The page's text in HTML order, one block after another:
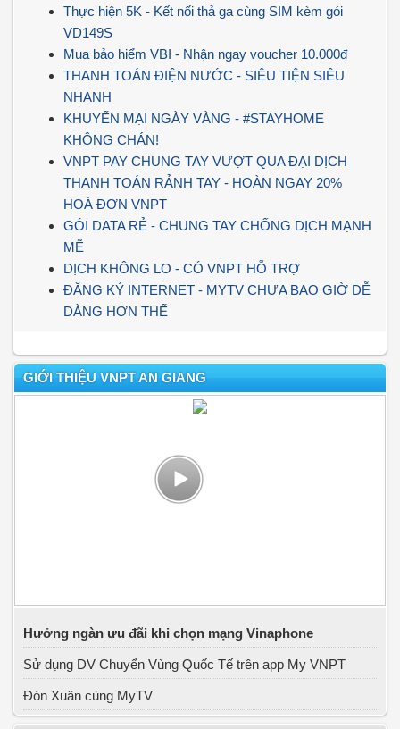
Thực hiện 5K - Kết nối thả ga cùng SIM kèm gói
VD149S
Mua bảo hiểm VBI - Nhận ngay voucher 10.000đ
THANH TOÁN ĐIỆN NƯỚC - SIÊU TIỆN SIÊU
NHANH
KHUYẾN MẠI NGÀY VÀNG - #STAYHOME
KHÔNG CHÁN!
VNPT PAY CHUNG TAY VƯỢT QUA ĐẠI DỊCH
THANH TOÁN RẢNH TAY - HOÀN NGAY 20%
HOÁ ĐƠN VNPT
GÓI DATA RẺ - CHUNG TAY CHỐNG DỊCH MẠNH
MẼ
DỊCH KHÔNG LO - CÓ VNPT HỖ TRỢ
ĐĂNG KÝ INTERNET - MYTV CHƯA BAO GIỜ DỄ
DÀNG HƠN THẾ
GIỚI THIỆU VNPT AN GIANG
Hưởng ngàn ưu đãi khi chọn mạng Vinaphone
Sử dụng DV Chuyển Vùng Quốc Tế trên app My VNPT
Đón Xuân cùng MyTV